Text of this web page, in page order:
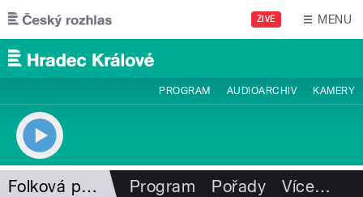
Přejít k hlavnímu obsahu
ŽIVĚ MENU
PROGRAM AUDIOARCHIV KAMERY
Folková pohlazení Program Pořady Více…